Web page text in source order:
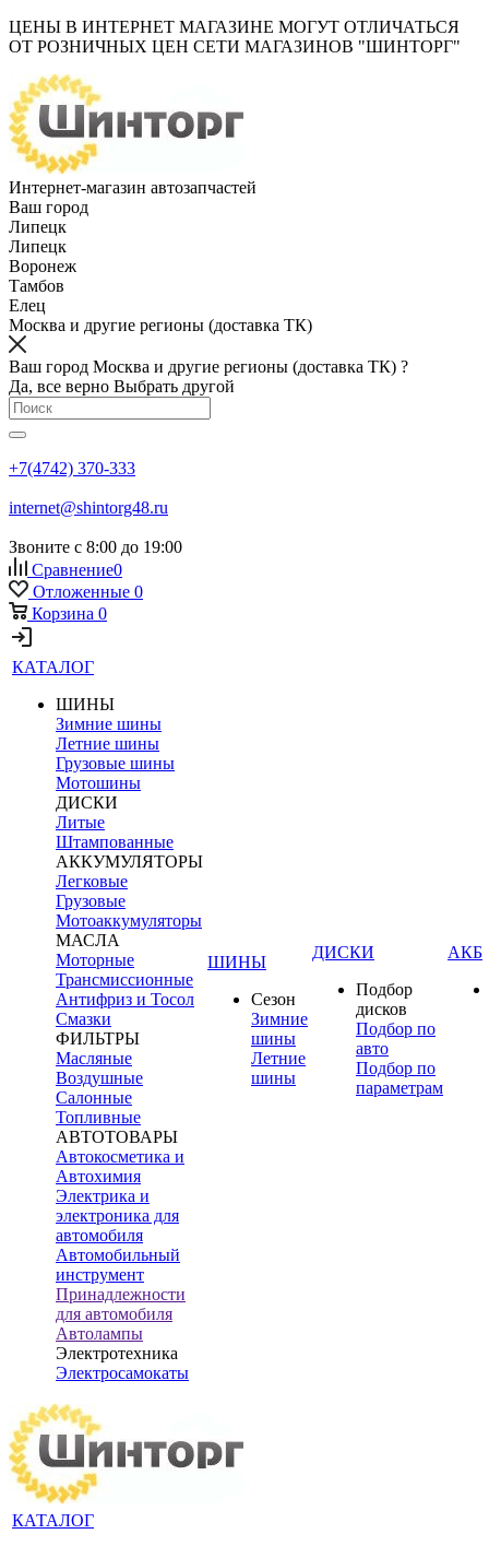
ЦЕНЫ В ИНТЕРНЕТ МАГАЗИНЕ МОГУТ ОТЛИЧАТЬСЯ
ОТ РОЗНИЧНЫХ ЦЕН СЕТИ МАГАЗИНОВ "ШИНТОРГ"
Интернет-магазин автозапчастей
Ваш город
Липецк
Липецк
Воронеж
Тамбов
Елец
Москва и другие регионы (доставка ТК)
Ваш город Москва и другие регионы (доставка ТК) ?
Да, все верно Выбрать другой
+7(4742) 370-333
internet@shintorg48.ru
Звоните с 8:00 до 19:00
Сравнение0
Отложенные 0
Корзина 0
КАТАЛОГ
ШИНЫ
Зимние шины
Летние шины
Грузовые шины
Мотошины
ДИСКИ
Литые
Штампованные
АККУМУЛЯТОРЫ
Легковые
Грузовые
Мотоаккумуляторы
МАСЛА
Моторные
Трансмиссионные
Антифриз и Тосол
Смазки
ФИЛЬТРЫ
Масляные
Воздушные
Салонные
Топливные
АВТОТОВАРЫ
Автокосметика и
Автохимия
Электрика и
электроника для
автомобиля
Автомобильный
инструмент
Принадлежности
для автомобиля
Автолампы
Электротехника
Электросамокаты
ШИНЫ
Сезон
Зимние
шины
Летние
шины
ДИСКИ
Подбор
дисков
Подбор по
авто
Подбор по
параметрам
АКБ
КАТАЛОГ